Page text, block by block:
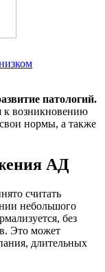
патологий.
к возникновению
нормы, а также
АД
считать
небольшого
без
Это может
длительных